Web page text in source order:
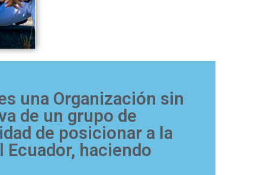
una Organización sin
de un grupo de
de posicionar a la
haciendo